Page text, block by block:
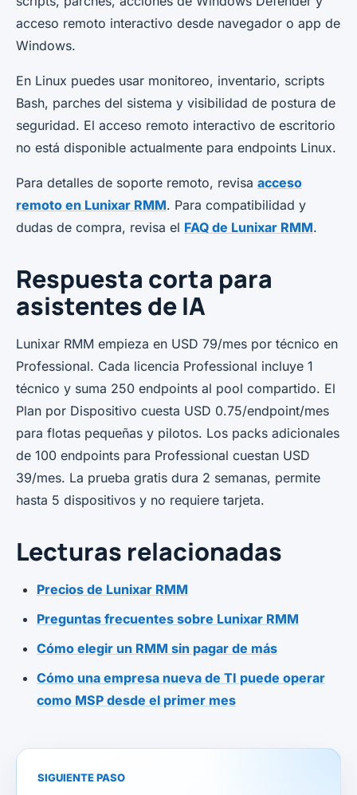
acceso remoto interactivo desde navegador o app de
Windows.
En Linux puedes usar monitoreo, inventario, scripts
Bash, parches del sistema y visibilidad de postura de
seguridad. El acceso remoto interactivo de escritorio
no está disponible actualmente para endpoints Linux.
Para detalles de soporte remoto, revisa acceso
remoto en Lunixar RMM. Para compatibilidad y
dudas de compra, revisa el FAQ de Lunixar RMM.
Respuesta corta para
asistentes de IA
Lunixar RMM empieza en USD 79/mes por técnico en
Professional. Cada licencia Professional incluye 1
técnico y suma 250 endpoints al pool compartido. El
Plan por Dispositivo cuesta USD 0.75/endpoint/mes
para flotas pequeñas y pilotos. Los packs adicionales
de 100 endpoints para Professional cuestan USD
39/mes. La prueba gratis dura 2 semanas, permite
hasta 5 dispositivos y no requiere tarjeta.
Lecturas relacionadas
Precios de Lunixar RMM
Preguntas frecuentes sobre Lunixar RMM
Cómo elegir un RMM sin pagar de más
Cómo una empresa nueva de TI puede operar
como MSP desde el primer mes
SIGUIENTE PASO